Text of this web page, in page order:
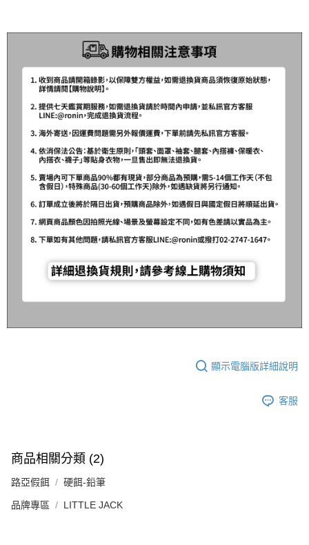
顯示電腦版詳細說明
客服
商品相關分類 (2)
路亞假餌 硬餌-鉛筆
品牌專區 LITTLE JACK